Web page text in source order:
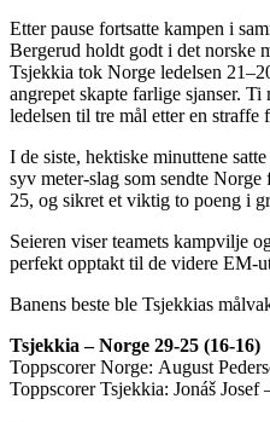
Etter pause fortsatte kampen i
Bergerud holdt godt i det norske
Tsjekkia tok Norge ledelsen
angrepet skapte farlige sjanser.
ledelsen til tre mål etter en straffe
I de siste, hektiske minuttene
syv meter-slag som sendte
25, og sikret et viktig to poeng i
Seieren viser teamets kampvilje
perfekt opptakt til de videre EM-
Banens beste ble Tsjekkias
Tsjekkia – Norge 29-25 (16-16)
Toppscorer Norge: August
Toppscorer Tsjekkia: Jonáš Josef